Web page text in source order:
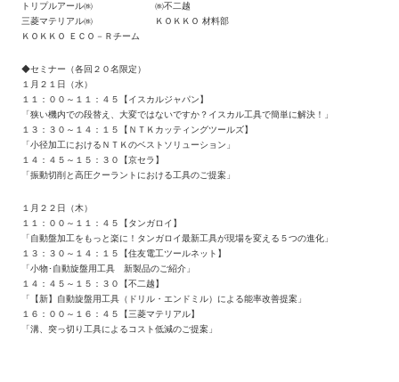
トリプルアール㈱ ㈱不二越
三菱マテリアル㈱ ＫＯＫＫＯ 材料部
ＫＯＫＫＯ ＥＣＯ－Ｒチーム
◆セミナー（各回２０名限定）
１月２１日（水）
１１：００～１１：４５【イスカルジャパン】
「狭い機内での段替え、大変ではないですか？イスカル工具で簡単に解決！」
１３：３０～１４：１５【ＮＴＫカッティングツールズ】
「小径加工におけるＮＴＫのベストソリューション」
１４：４５～１５：３０【京セラ】
「振動切削と高圧クーラントにおける工具のご提案」
１月２２日（木）
１１：００～１１：４５【タンガロイ】
「自動盤加工をもっと楽に！タンガロイ最新工具が現場を変える５つの進化」
１３：３０～１４：１５【住友電工ツールネット】
「小物･自動旋盤用工具 新製品のご紹介」
１４：４５～１５：３０【不二越】
「【新】自動旋盤用工具（ドリル・エンドミル）による能率改善提案」
１６：００～１６：４５【三菱マテリアル】
「溝、突っ切り工具によるコスト低減のご提案」